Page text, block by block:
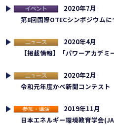
連イベント
2020年7月
第8回国際OTECシンポジウムに
ュース
2020年4月
【掲載情報】「パワーアカデ
ュース
2020年2月
令和元年度かべ新聞コンテスト
加・講演
2019年11月
日本エネルギー環境教育学会